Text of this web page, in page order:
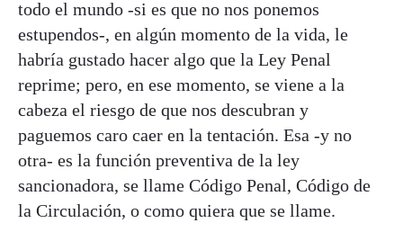
todo el mundo -si es que no nos ponemos
estupendos-, en algún momento de la vida, le
habría gustado hacer algo que la Ley Penal
reprime; pero, en ese momento, se viene a la
cabeza el riesgo de que nos descubran y
paguemos caro caer en la tentación. Esa -y no
otra- es la función preventiva de la ley
sancionadora, se llame Código Penal, Código de
la Circulación, o como quiera que se llame.